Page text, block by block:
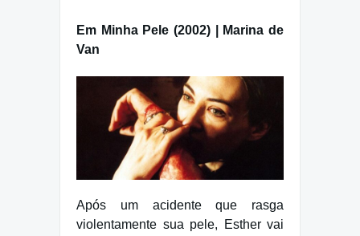
Em Minha Pele (2002) | Marina de
Van
Após um acidente que rasga
violentamente sua pele, Esther vai